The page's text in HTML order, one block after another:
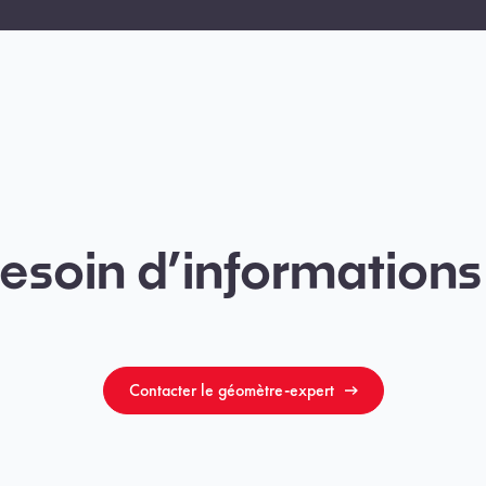
Contacter le géomètre-expert